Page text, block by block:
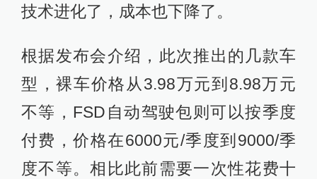
技术进化了，成本也下降了。
根据发布会介绍，此次推出的几款车
型，裸车价格从3.98万元到8.98万元
不等，FSD自动驾驶包则可以按季度
付费，价格在6000元/季度到9000/季
度不等。相比此前需要一次性花费十